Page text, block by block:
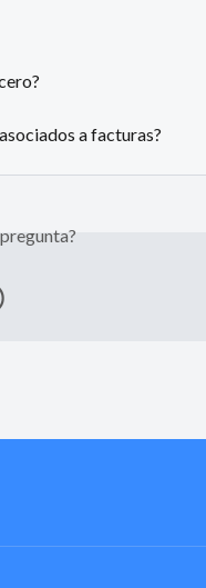
a facturas?